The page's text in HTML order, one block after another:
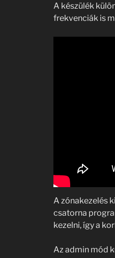
A készülék
frekvenciák is
A zónakezelés
csatorna
kezelni, így a
Az admin mód